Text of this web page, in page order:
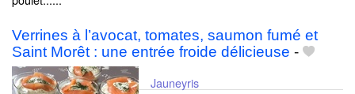
Verrines à l’avocat, tomates, saumon fumé et
Saint Morêt : une entrée froide délicieuse -
Jauneyris